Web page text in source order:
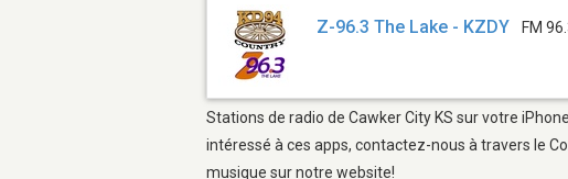
Z-96.3 The Lake - KZDY FM
Stations de radio de Cawker City KS sur votre
intéressé à ces apps, contactez-nous à travers le
musique sur notre website!